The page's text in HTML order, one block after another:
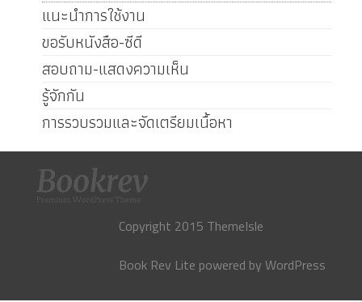
แนะนำการใช้งาน
ขอรับหนังสือ-ซีดี
สอบถาม-แสดงความเห็น
รู้จักกัน
การรวบรวมและจัดเตรียมเนื้อหา
Copyright 2015 ThemeIsle
Book Rev Lite powered byWordPress